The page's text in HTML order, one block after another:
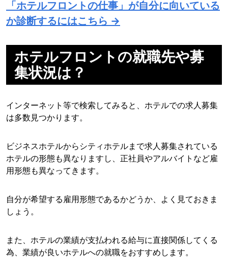
「ホテルフロントの仕事」が自分に向いている
か診断するにはこちら →
ホテルフロントの就職先や募
集状況は？
インターネット等で検索してみると、ホテルでの求人募集
は多数見つかります。
ビジネスホテルからシティホテルまで求人募集されている
ホテルの形態も異なりますし、正社員やアルバイトなど雇
用形態も異なってきます。
自分が希望する雇用形態であるかどうか、よく見ておきま
しょう。
また、ホテルの業績が支払われる給与に直接関係してくる
為、業績が良いホテルへの就職をおすすめします。